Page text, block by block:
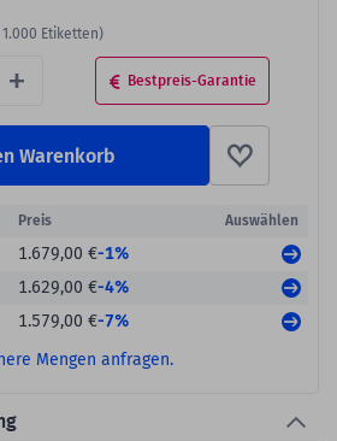
+ Bestpreis-Garantie
1.000 Etiketten)
Warenkorb
Preis Auswählen
1.679,00 €-1%
1.629,00 €-4%
1.579,00 €-7%
Mengen anfragen.